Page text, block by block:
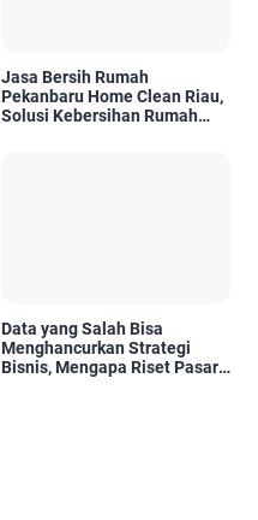
Jasa Bersih Rumah
Pekanbaru Home Clean Riau,
Solusi Kebersihan Rumah
Data yang Salah Bisa
Menghancurkan Strategi
Bisnis, Mengapa Riset Pasar